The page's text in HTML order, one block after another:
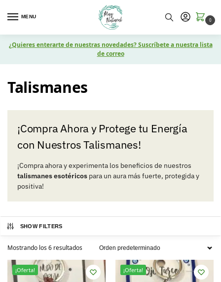
MENU
0
¿Quieres enterarte de nuestras novedades? Suscríbete a nuestra lista
de correo
Talismanes
¡Compra Ahora y Protege tu Energía
con Nuestros Talismanes!
¡Compra ahora y experimenta los beneficios de nuestros
talismanes esotéricos para un aura más fuerte, protegida y
positiva!
SHOW FILTERS
Mostrando los 6 resultados
¡Oferta! ¡Oferta!